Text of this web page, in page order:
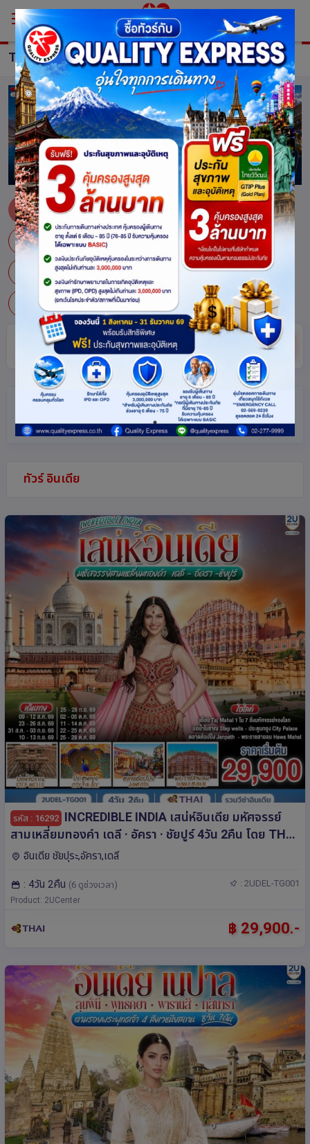
TOUR INDIA
ทัวร์ อินเดีย กุสินารา คยา แคชเมียร์
ชัยปุระ เดลี ปูเณ่ ปูเน่ พาราณสี มุมไบ เลห์
เวสาลี ศรีนาการ์ สาวัตถี อมฤตสาร์
ออรังคาบัด อัครา ซ่อน
ค้นหา
(แตะเพื่อเปิด/ปิด)
ทัวร์ อินเดีย
รหัส : 16292 INCREDIBLE INDIA เสน่ห์อินเดีย มหัศจรรย์
สามเหลี่ยมทองคำ เดลี · อัครา · ชัยปูร์ 4วัน 2คืน โดย THAI
AIRWAYS (TG)
อินเดีย ชัยปุระ,อัครา,เดลี
: 4วัน 2คืน (6 ดูช่วงเวลา) : 2UDEL-TG001
Product: 2UCenter
฿ 29,900.-